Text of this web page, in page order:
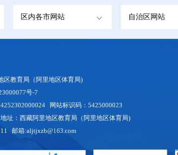
区内各市网站 自治区网站
区教育局（阿里地区体育局)
号-7
网站标识码：5425000023
址：西藏阿里地区教育局（阿里地区体育局)
邮箱:aljtjxzb@163.com